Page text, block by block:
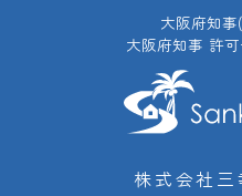
大阪府知
大阪府知事 許
株式会社